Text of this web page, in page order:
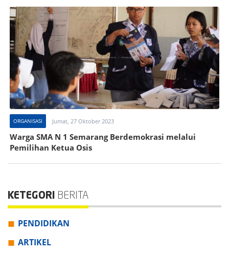
ORGANISASI Jumat, 27 Oktober 2023
Warga SMA N 1 Semarang Berdemokrasi melalui
Pemilihan Ketua Osis
KETEGORI BERITA
PENDIDIKAN
ARTIKEL